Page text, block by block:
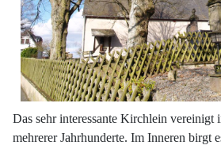
Das sehr interessante Kirchlein vereinigt
mehrerer Jahrhunderte. Im Inneren birgt